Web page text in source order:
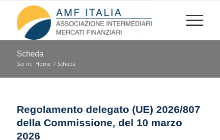
Scheda
Sei in: Home / Scheda
Regolamento delegato (UE) 2026/807
della Commissione, del 10 marzo
2026